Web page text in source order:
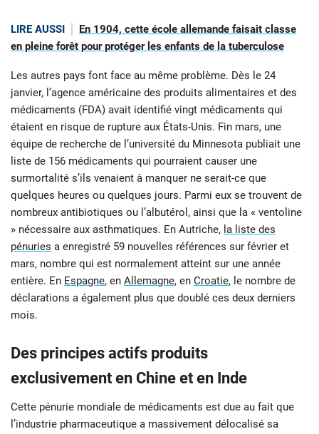
LIRE AUSSI
En 1904, cette école allemande faisait classe
en pleine forêt pour protéger les enfants de la tuberculose
Les autres pays font face au même problème. Dès le 24
janvier, l’agence américaine des produits alimentaires et des
médicaments (FDA) avait identifié vingt médicaments qui
étaient en risque de rupture aux États-Unis. Fin mars, une
équipe de recherche de l’université du Minnesota publiait une
liste de 156 médicaments qui pourraient causer une
surmortalité s’ils venaient à manquer ne serait-ce que
quelques heures ou quelques jours. Parmi eux se trouvent de
nombreux antibiotiques ou l’albutérol, ainsi que la « ventoline
» nécessaire aux asthmatiques. En Autriche, la liste des
pénuries a enregistré 59 nouvelles références sur février et
mars, nombre qui est normalement atteint sur une année
entière. En Espagne, en Allemagne, en Croatie, le nombre de
déclarations a également plus que doublé ces deux derniers
mois.
Des principes actifs produits
exclusivement en Chine et en Inde
Cette pénurie mondiale de médicaments est due au fait que
l’industrie pharmaceutique a massivement délocalisé sa